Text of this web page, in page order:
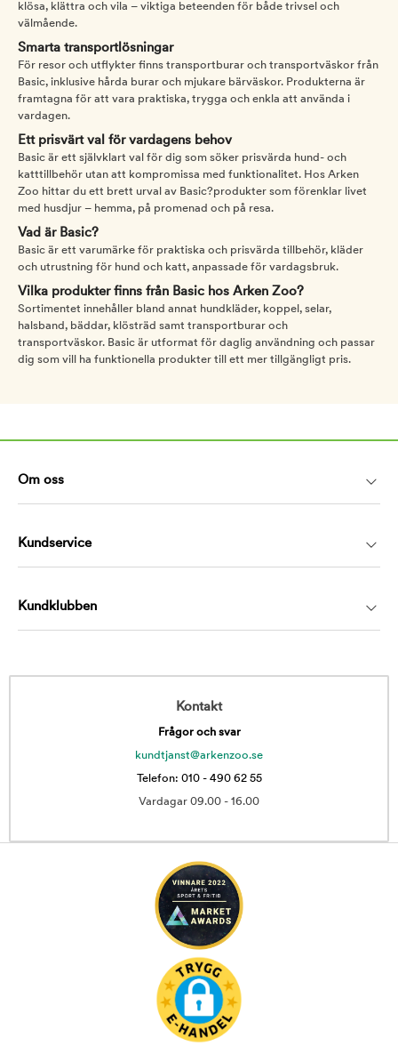
klösa, klättra och vila – viktiga beteenden för både trivsel och
välmående.
Smarta transportlösningar
För resor och utflykter finns transportburar och transportväskor från
Basic, inklusive hårda burar och mjukare bärväskor. Produkterna är
framtagna för att vara praktiska, trygga och enkla att använda i
vardagen.
Ett prisvärt val för vardagens behov
Basic är ett självklart val för dig som söker prisvärda hund- och
katttillbehör utan att kompromissa med funktionalitet. Hos Arken
Zoo hittar du ett brett urval av Basic?produkter som förenklar livet
med husdjur – hemma, på promenad och på resa.
Vad är Basic?
Basic är ett varumärke för praktiska och prisvärda tillbehör, kläder
och utrustning för hund och katt, anpassade för vardagsbruk.
Vilka produkter finns från Basic hos Arken Zoo?
Sortimentet innehåller bland annat hundkläder, koppel, selar,
halsband, bäddar, klösträd samt transportburar och
transportväskor. Basic är utformat för daglig användning och passar
dig som vill ha funktionella produkter till ett mer tillgängligt pris.
Om oss
Kundservice
Kundklubben
Kontakt
Frågor och svar
kundtjanst@arkenzoo.se
Telefon: 010 - 490 62 55
Vardagar 09.00 - 16.00